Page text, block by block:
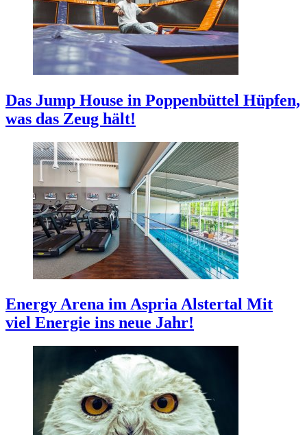
Das Jump House in Poppenbüttel Hüpfen,
was das Zeug hält!
Energy Arena im Aspria Alstertal Mit
viel Energie ins neue Jahr!